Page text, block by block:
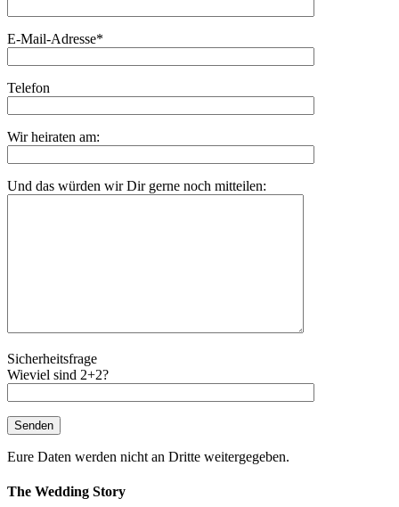
E-Mail-Adresse*
Telefon
Wir heiraten am:
Und das würden wir Dir gerne noch mitteilen:
Sicherheitsfrage
Wieviel sind 2+2?
Eure Daten werden nicht an Dritte weitergegeben.
The Wedding Story